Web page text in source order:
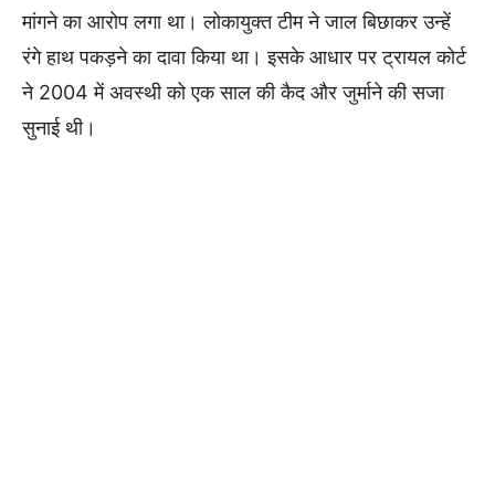
मांगने का आरोप लगा था। लोकायुक्त टीम ने जाल बिछाकर उन्हें
रंगे हाथ पकड़ने का दावा किया था। इसके आधार पर ट्रायल कोर्ट
ने 2004 में अवस्थी को एक साल की कैद और जुर्माने की सजा
सुनाई थी।